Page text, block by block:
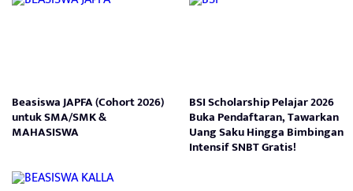
Beasiswa JAPFA (Cohort 2026)
untuk SMA/SMK &
MAHASISWA
BSI Scholarship Pelajar 2026
Buka Pendaftaran, Tawarkan
Uang Saku Hingga Bimbingan
Intensif SNBT Gratis!